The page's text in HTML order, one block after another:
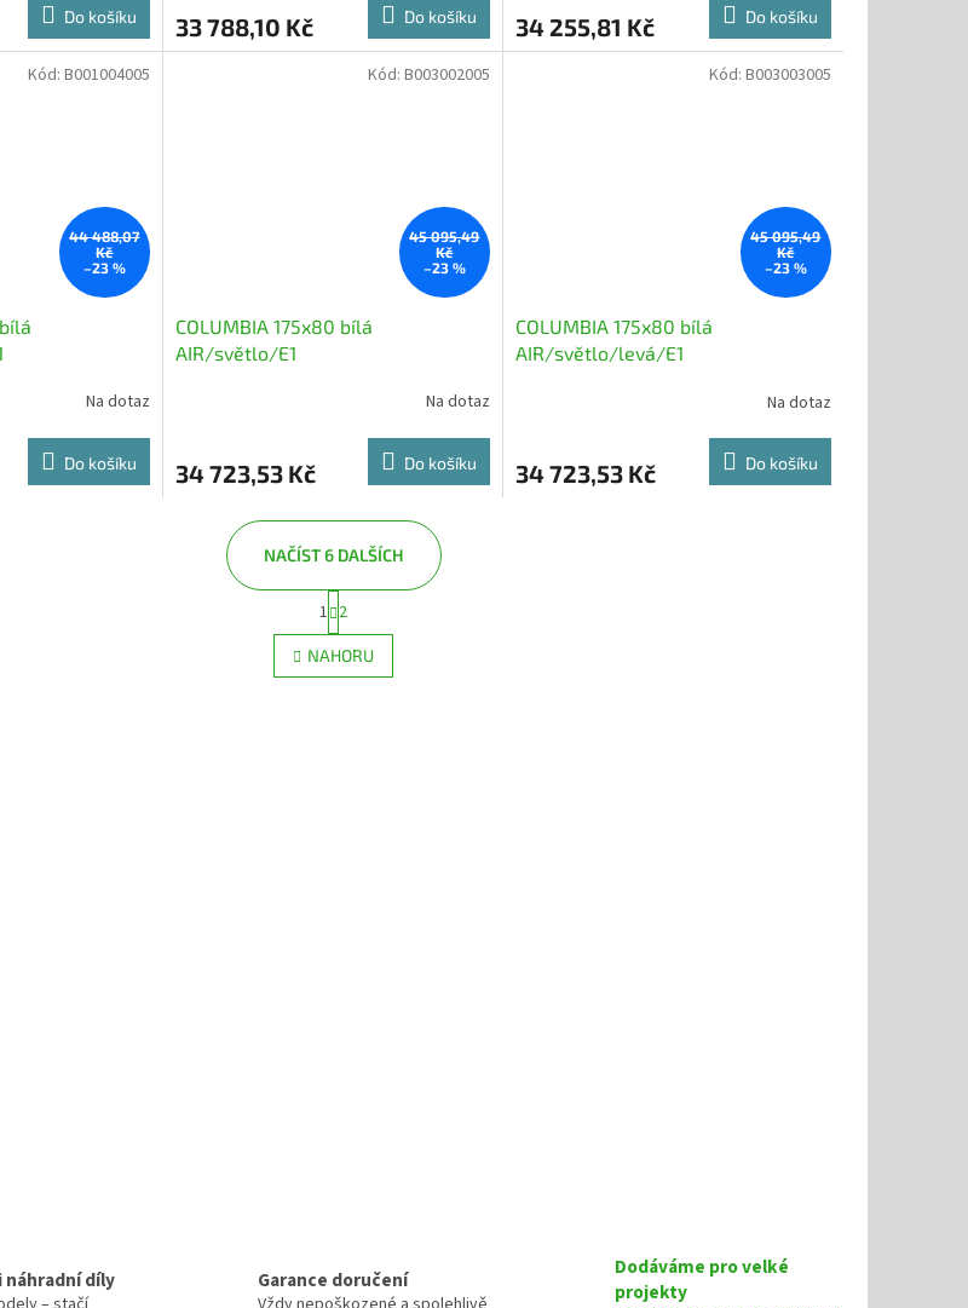
Do košíku 33 788,10 Kč Do košíku 34 255,81 Kč Do košíku
44 488,07
Kč
–23 %
Na dotaz
Do košíku
Kód: B001004005
45 095,49
Kč
–23 %
COLUMBIA 175x80 bílá
AIR/světlo/E1
Na dotaz
34 723,53 Kč Do košíku
Kód: B003002005
45 095,49
Kč
–23 %
COLUMBIA 175x80 bílá
AIR/světlo/levá/E1
Na dotaz
34 723,53 Kč Do košíku
Kód: B003003005
O
v
l
á
NAČÍST 6 DALŠÍCH
t
r
á
n
1 2
NAHORU
náhradní díly Garance doručení
Dodáváme pro velké
projekty